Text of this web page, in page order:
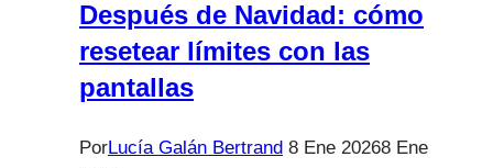
Después de Navidad: cómo
resetear límites con las
pantallas
PorLucía Galán Bertrand 8 Ene 20268 Ene